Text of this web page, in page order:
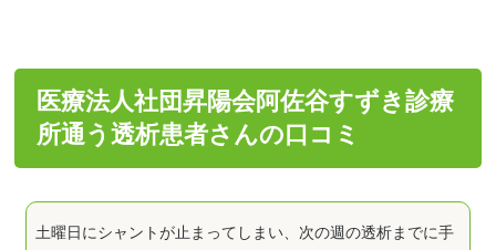
医療法人社団昇陽会阿佐谷すずき診療
所通う透析患者さんの口コミ
土曜日にシャントが止まってしまい、次の週の透析までに手